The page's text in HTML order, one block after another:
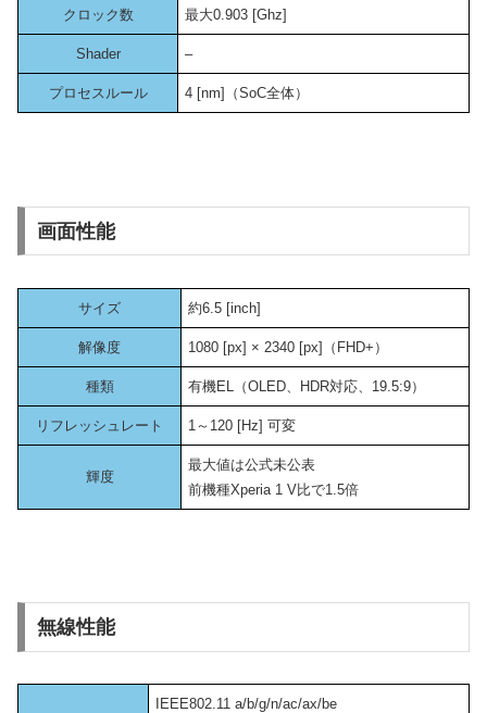
クロック数 最大0.903 [Ghz]
Shader –
プロセスルール 4 [nm]（SoC全体）
画面性能
サイズ 約6.5 [inch]
解像度 1080 [px] × 2340 [px]（FHD+）
種類 有機EL（OLED、HDR対応、19.5:9）
リフレッシュレート 1～120 [Hz] 可変
輝度
最大値は公式未公表
前機種Xperia 1 V比で1.5倍
無線性能
IEEE802.11 a/b/g/n/ac/ax/be